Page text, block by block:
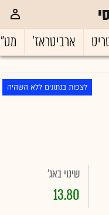
ארביטראז'
לצפות בנתונים ללא השהיה
שינוי באג'
13.80